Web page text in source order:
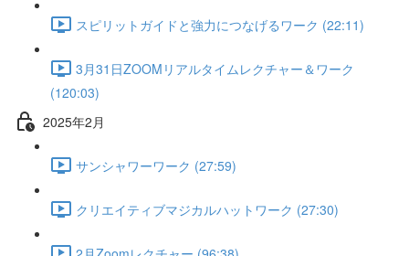
スピリットガイドと強力につなげるワーク (22:11)
3月31日ZOOMリアルタイムレクチャー＆ワーク
(120:03)
2025年2月
サンシャワーワーク (27:59)
クリエイティブマジカルハットワーク (27:30)